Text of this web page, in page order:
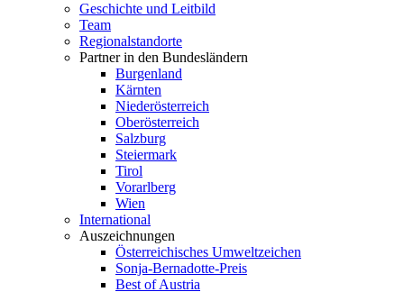
Geschichte und Leitbild
Team
Regionalstandorte
Partner in den Bundesländern
Burgenland
Kärnten
Niederösterreich
Oberösterreich
Salzburg
Steiermark
Tirol
Vorarlberg
Wien
International
Auszeichnungen
Österreichisches Umweltzeichen
Sonja-Bernadotte-Preis
Best of Austria